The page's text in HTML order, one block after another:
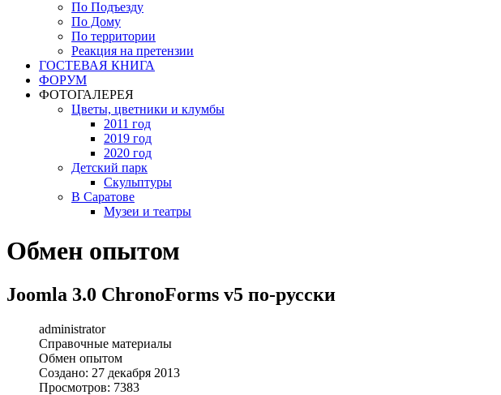
По Подъезду
По Дому
По территории
Реакция на претензии
ГОСТЕВАЯ КНИГА
ФОРУМ
ФОТОГАЛЕРЕЯ
Цветы, цветники и клумбы
2011 год
2019 год
2020 год
Детский парк
Скульптуры
В Саратове
Музеи и театры
Обмен опытом
Joomla 3.0 ChronoForms v5 по-русски
administrator
Справочные материалы
Обмен опытом
Создано: 27 декабря 2013
Просмотров: 7383